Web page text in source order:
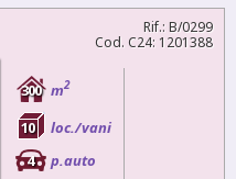
Rif.: B/0299
Cod. C24: 1201388
300 m2
10
loc./vani
4
p.auto